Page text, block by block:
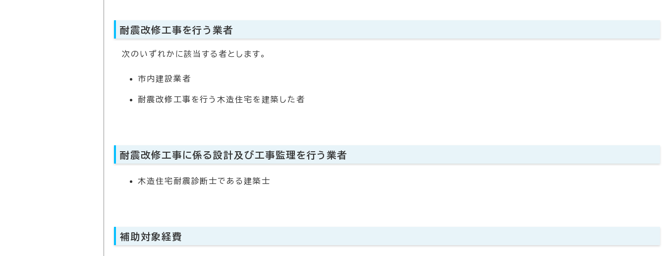
耐震改修工事を行う業者
次のいずれかに該当する者とします。
市内建設業者
耐震改修工事を行う木造住宅を建築した者
耐震改修工事に係る設計及び工事監理を行う業者
木造住宅耐震診断士である建築士
補助対象経費